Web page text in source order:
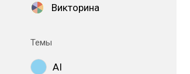
Викторина
Темы
AI